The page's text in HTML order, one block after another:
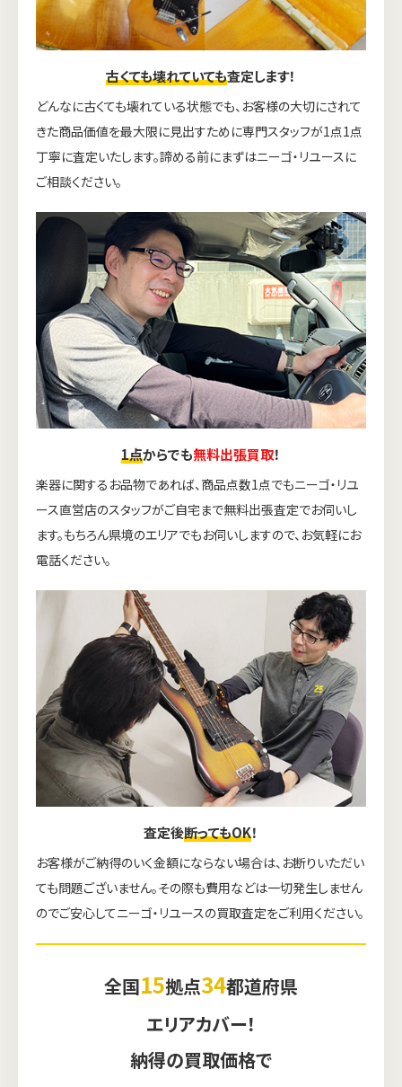
古くても壊れていても査定します！
どんなに古くても壊れている状態でも、お客様の大切にされて
きた商品価値を最大限に見出すために専門スタッフが1点1点
丁寧に査定いたします。諦める前にまずはニーゴ・リユースに
ご相談ください。
1点からでも無料出張買取！
楽器に関するお品物であれば、商品点数1点でもニーゴ・リユ
ース直営店のスタッフがご自宅まで無料出張査定でお伺いし
ます。もちろん県境のエリアでもお伺いしますので、お気軽にお
電話ください。
査定後断ってもOK！
お客様がご納得のいく金額にならない場合は、お断りいただい
ても問題ございません。その際も費用などは一切発生しません
のでご安心してニーゴ・リユースの買取査定をご利用ください。
全国15拠点34都道府県
エリアカバー！
納得の買取価格で